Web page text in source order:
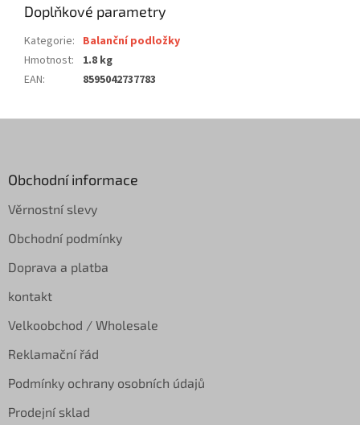
Doplňkové parametry
Kategorie: Balanční podložky
Hmotnost:
1.8 kg
EAN: 8595042737783
Obchodní informace
Věrnostní slevy
Obchodní podmínky
Doprava a platba
kontakt
Velkoobchod / Wholesale
Reklamační řád
Podmínky ochrany osobních údajů
Prodejní sklad